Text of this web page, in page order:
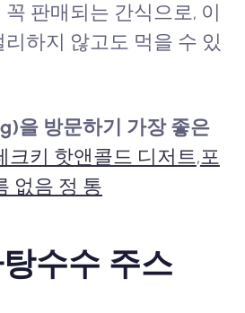
판매되는 간식으로, 이
하지 않고도 먹을 수 있
을 방문하기 가장 좋은
크키 핫앤콜드 디저트,포
없음 정 통
수수 주스